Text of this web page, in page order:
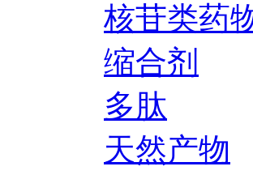
核苷类药
缩合剂
多肽
天然产物